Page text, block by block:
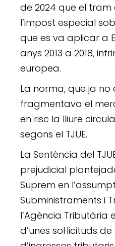
de 2024 que el
l’impost especial
que es va aplicar a
anys 2013 a 2018,
europea.
La norma, que ja no
fragmentava el
en risc la lliure
segons el TJUE.
La Sentència del
prejudicial
Suprem en
Subministraments i
l’Agència Tributària
d’unes sol·licituds